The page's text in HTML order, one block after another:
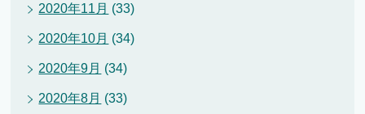
2020年11月 (33)
2020年10月 (34)
2020年9月 (34)
2020年8月 (33)